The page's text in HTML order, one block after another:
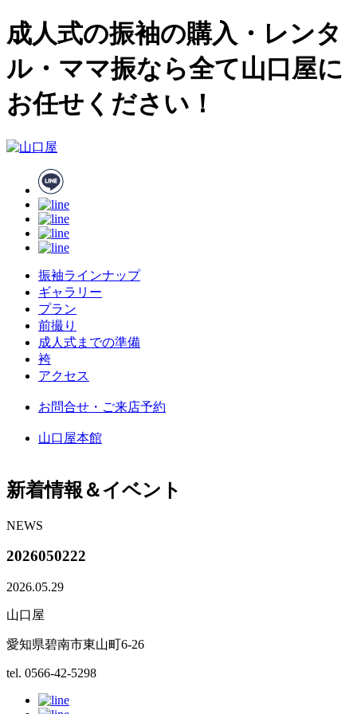
成人式の振袖の購入・レンタ
ル・ママ振なら全て山口屋に
お任せください！
振袖ラインナップ
ギャラリー
プラン
前撮り
成人式までの準備
袴
アクセス
お問合せ・ご来店予約
山口屋本館
新着情報＆イベント
NEWS
2026050222
2026.05.29
山口屋
愛知県碧南市東山町6-26
tel. 0566-42-5298